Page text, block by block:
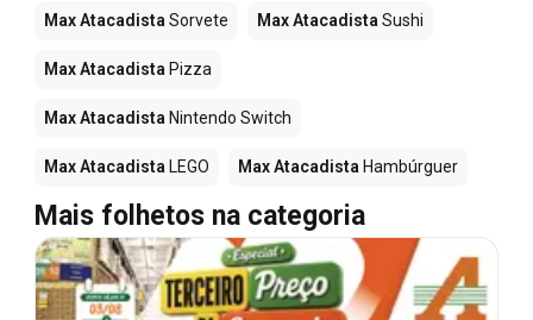
Max Atacadista Sorvete Max Atacadista Sushi
Max Atacadista Pizza
Max Atacadista Nintendo Switch
Max Atacadista LEGO Max Atacadista Hambúrguer
Mais folhetos na categoria